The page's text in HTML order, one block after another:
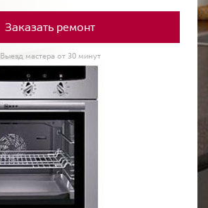
Заказать ремонт
Выезд мастера от 30 минут